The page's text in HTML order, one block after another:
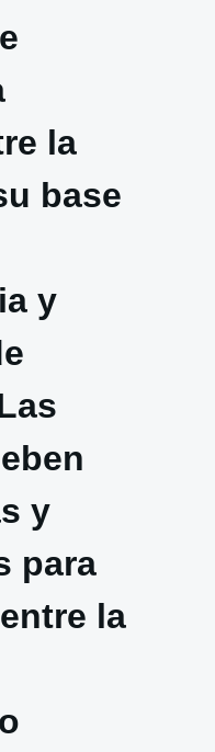
la
base
y
y
para
la